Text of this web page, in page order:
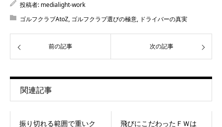
投稿者: medialight-work
ゴルフクラブAtoZ, ゴルフクラブ選びの極意, ドライバーの真実
前の記事 次の記事
関連記事
振り切れる範囲で重いク
飛びにこだわったＦＷは